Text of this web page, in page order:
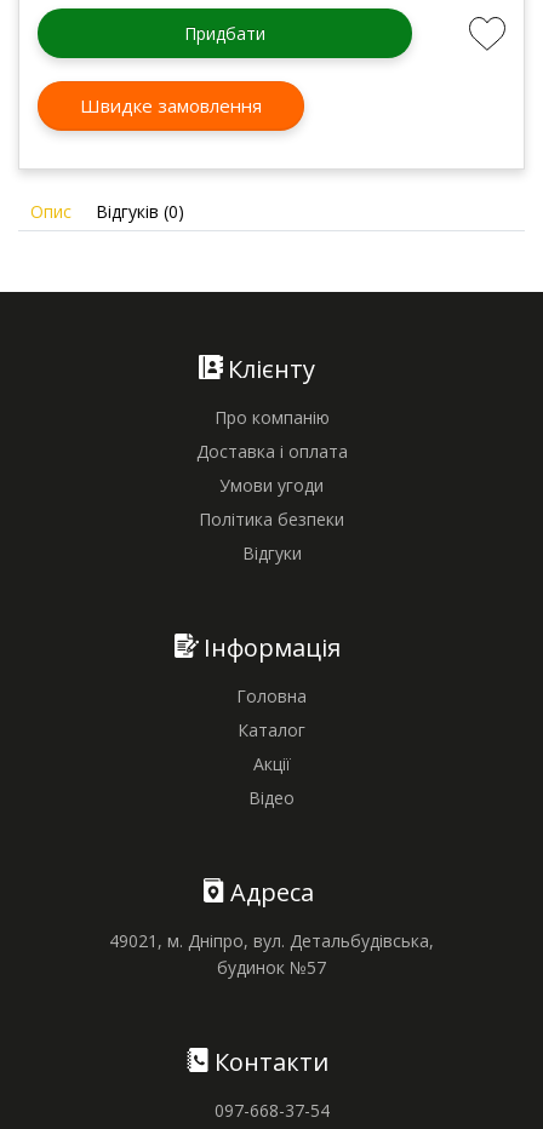
Придбати
Швидке замовлення
Опис Відгуків (0)
Клієнту
Про компанію
Доставка і оплата
Умови угоди
Політика безпеки
Відгуки
Інформація
Головна
Каталог
Акції
Відео
Адреса
49021, м. Дніпро, вул. Детальбудівська,
будинок №57
Контакти
097-668-37-54